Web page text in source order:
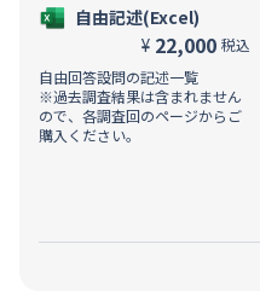
自由記述(Excel)
¥ 22,000 税込
自由回答設問の記述一覧
※過去調査結果は含まれません
ので、各調査回のページからご
購入ください。